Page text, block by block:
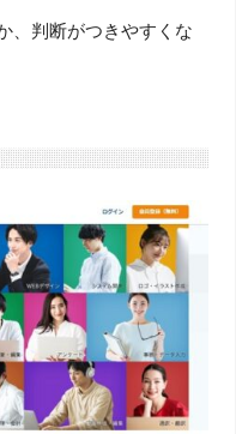
、判断がつきやすくな